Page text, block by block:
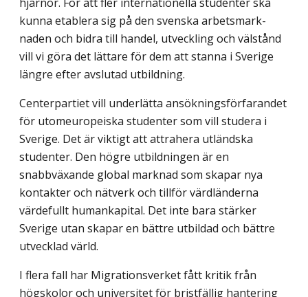
kunna etablera sig på den svenska arbetsmark­
naden och bidra till handel, utveckling och välstånd
vill vi göra det lättare för dem att stanna i Sverige
längre efter avslutad utbildning.
Centerpartiet vill underlätta ansökningsförfarandet
för utomeuropeiska studenter som vill studera i
Sverige. Det är viktigt att attrahera utländska
studenter. Den högre utbild­ningen är en
snabbväxande global marknad som skapar nya
kontakter och nätverk och tillför värdländerna
värdefullt humankapital. Det inte bara stärker
Sverige utan skapar en bättre utbildad och bättre
utvecklad värld.
I flera fall har Migrationsverket fått kritik från
högskolor och universitet för brist­fällig hantering